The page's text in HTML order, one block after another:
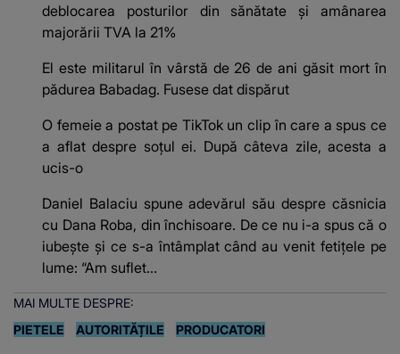
deblocarea posturilor din sănătate și amânarea
majorării TVA la 21%
El este militarul în vârstă de 26 de ani găsit mort în
pădurea Babadag. Fusese dat dispărut
O femeie a postat pe TikTok un clip în care a spus ce
a aflat despre soțul ei. După câteva zile, acesta a
ucis-o
Daniel Balaciu spune adevărul său despre căsnicia
cu Dana Roba, din închisoare. De ce nu i-a spus că o
iubește și ce s-a întâmplat când au venit fetițele pe
lume: “Am suflet...
MAI MULTE DESPRE:
PIETELE
AUTORITĂȚILE PRODUCATORI